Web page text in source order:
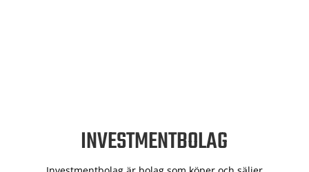
INVESTMENTBOLAG